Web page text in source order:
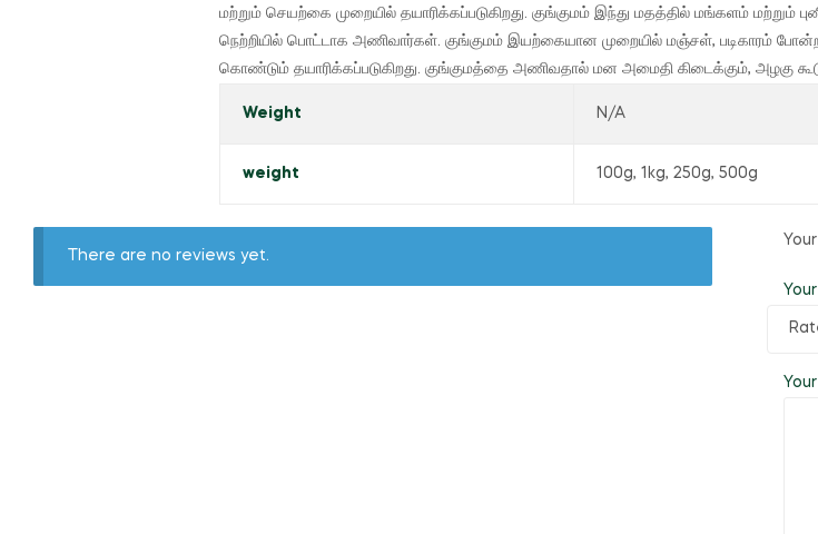
மற்றும் செயற்கை முறையில் தயாரிக்கப்படுகிறது. குங்குமம் இந்து மதத்தில் மங்களம் மற்றும்
நெற்றியில் பொட்டாக அணிவார்கள். குங்குமம் இயற்கையான முறையில் மஞ்சள், படிகாரம்
கொண்டும் தயாரிக்கப்படுகிறது. குங்குமத்தை அணிவதால் மன அமைதி கிடைக்கும், அழகு
Weight N/A
weight 100g, 1kg, 250g, 500g
There are no reviews yet.